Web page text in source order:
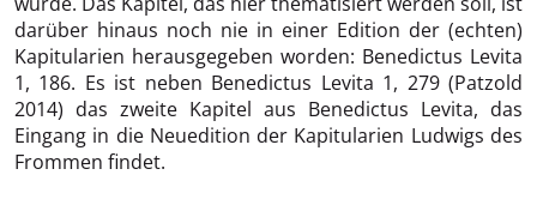
darüber hinaus noch nie in einer Edition der (echten)
Kapitularien herausgegeben worden: Benedictus Levita
1, 186. Es ist neben Benedictus Levita 1, 279 (Patzold
2014) das zweite Kapitel aus Benedictus Levita, das
Eingang in die Neuedition der Kapitularien Ludwigs des
Frommen findet.